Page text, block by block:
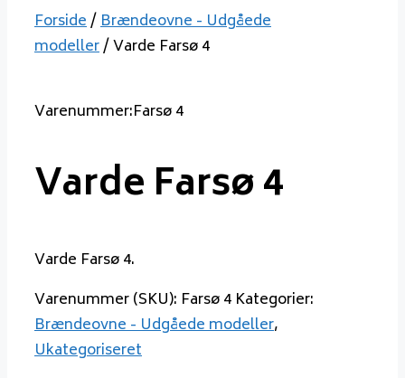
Forside/Brændeovne - Udgåede
modeller/ Varde Farsø 4
Varenummer:Farsø 4
Varde Farsø 4
Varde Farsø 4.
Varenummer (SKU): Farsø 4 Kategorier:
Brændeovne - Udgåede modeller,
Ukategoriseret